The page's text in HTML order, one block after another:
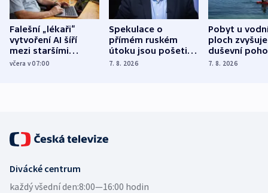
Falešní „lékaři“
vytvoření AI šíří
mezi staršími
Poláky nebezpečné
včera v 07:00
Spekulace o
přímém ruském
útoku jsou pošetilé,
míní estonský
7. 8. 2026
Pobyt u
ploch zvyšuje
duševní
ukázala
7. 8. 2026
Divácké centrum
každý všední den:8:00—16:00 hodin